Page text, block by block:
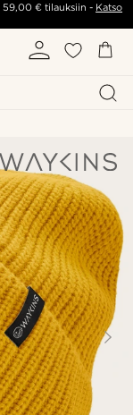
59,00 €tilauksiin - Katso